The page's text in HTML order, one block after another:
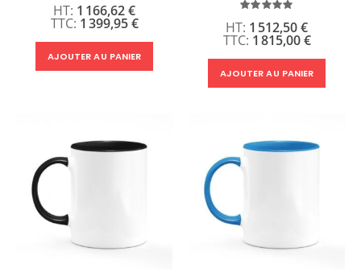
1 399,95 €
1 166,62 €
AJOUTER AU PANIER
Évaluation:
1 815,00 €
1 512,50 €
AJOUTER AU PANIER